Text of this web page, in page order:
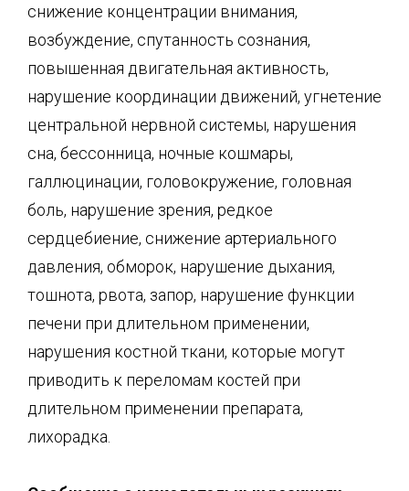
снижение концентрации внимания,
возбуждение, спутанность сознания,
повышенная двигательная активность,
нарушение координации движений, угнетение
центральной нервной системы, нарушения
сна, бессонница, ночные кошмары,
галлюцинации, головокружение, головная
боль, нарушение зрения, редкое
сердцебиение, снижение артериального
давления, обморок, нарушение дыхания,
тошнота, рвота, запор, нарушение функции
печени при длительном применении,
нарушения костной ткани, которые могут
приводить к переломам костей при
длительном применении препарата,
лихорадка.